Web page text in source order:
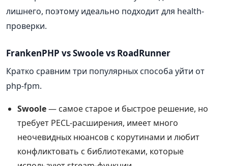
лишнего, поэтому идеально подходит для health-
проверки.
FrankenPHP vs Swoole vs RoadRunner
Кратко сравним три популярных способа уйти от
php-fpm.
Swoole— самое старое и быстрое решение, но
требует PECL-расширения, имеет много
неочевидных нюансов с корутинами и любит
конфликтовать с библиотеками, которые